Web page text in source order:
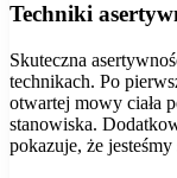
Techniki
Skuteczna
technikach. Po
otwartej mowy ciała
stanowiska.
pokazuje, że